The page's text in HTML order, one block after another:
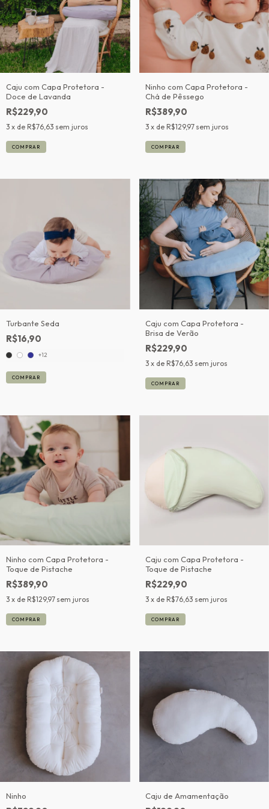
Caju com Capa Protetora -
Doce de Lavanda
R$229,90
3 x de R$76,63 sem juros
Ninho com Capa Protetora -
Chá de Pêssego
R$389,90
3 x de R$129,97 sem juros
Turbante Seda
R$16,90
+12
COMPRAR
Caju com Capa Protetora -
Brisa de Verão
R$229,90
3 x de R$76,63 sem juros
Ninho com Capa Protetora -
Toque de Pistache
R$389,90
3 x de R$129,97 sem juros
Caju com Capa Protetora -
Toque de Pistache
R$229,90
3 x de R$76,63 sem juros
Ninho Caju de Amamentação